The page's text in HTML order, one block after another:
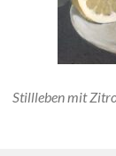
Stillleben mit